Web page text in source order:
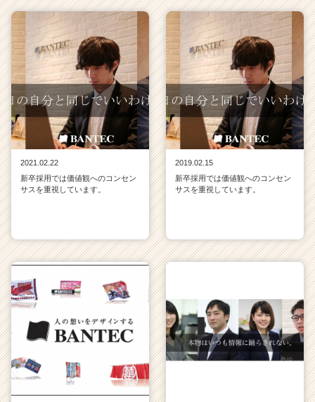
2021.02.22
新卒採用では価値観へのコンセン
サスを重視しています。
2019.02.15
新卒採用では価値観へのコンセン
サスを重視しています。